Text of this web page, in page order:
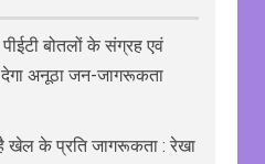
बोतलों के संग्रह एवं
देगा अनूठा जन-जागरूकता
खेल के प्रति जागरूकता : रेखा